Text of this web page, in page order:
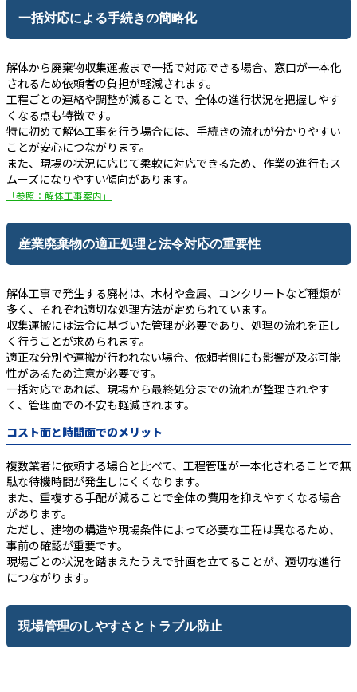
一括対応による手続きの簡略化
解体から廃棄物収集運搬まで一括で対応できる場合、窓口が一本化
されるため依頼者の負担が軽減されます。
工程ごとの連絡や調整が減ることで、全体の進行状況を把握しやす
くなる点も特徴です。
特に初めて解体工事を行う場合には、手続きの流れが分かりやすい
ことが安心につながります。
また、現場の状況に応じて柔軟に対応できるため、作業の進行もス
ムーズになりやすい傾向があります。
「参照：解体工事案内」
産業廃棄物の適正処理と法令対応の重要性
解体工事で発生する廃材は、木材や金属、コンクリートなど種類が
多く、それぞれ適切な処理方法が定められています。
収集運搬には法令に基づいた管理が必要であり、処理の流れを正し
く行うことが求められます。
適正な分別や運搬が行われない場合、依頼者側にも影響が及ぶ可能
性があるため注意が必要です。
一括対応であれば、現場から最終処分までの流れが整理されやす
く、管理面での不安も軽減されます。
コスト面と時間面でのメリット
複数業者に依頼する場合と比べて、工程管理が一本化されることで無
駄な待機時間が発生しにくくなります。
また、重複する手配が減ることで全体の費用を抑えやすくなる場合
があります。
ただし、建物の構造や現場条件によって必要な工程は異なるため、
事前の確認が重要です。
現場ごとの状況を踏まえたうえで計画を立てることが、適切な進行
につながります。
現場管理のしやすさとトラブル防止